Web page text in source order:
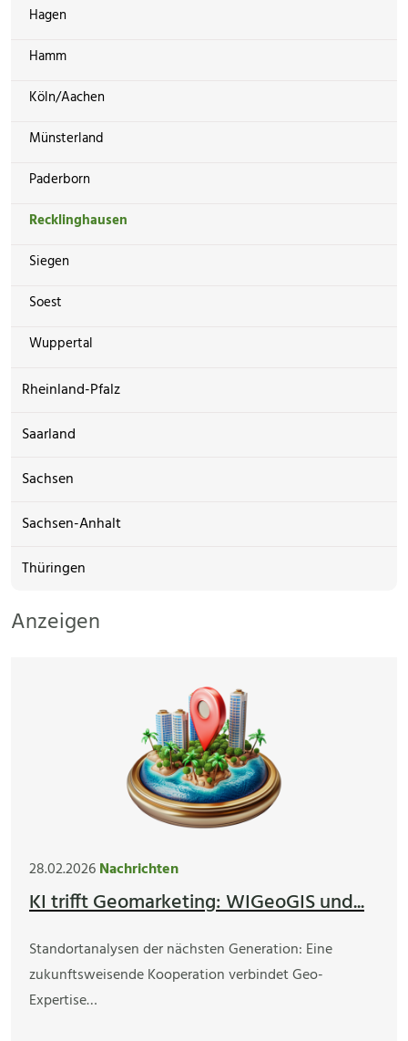
Hagen
Hamm
Köln/Aachen
Münsterland
Paderborn
Recklinghausen
Siegen
Soest
Wuppertal
Rheinland-Pfalz
Saarland
Sachsen
Sachsen-Anhalt
Thüringen
Anzeigen
28.02.2026Nachrichten
KI trifft Geomarketing: WIGeoGIS und...
Standortanalysen der nächsten Generation: Eine
zukunftsweisende Kooperation verbindet Geo-
Expertise…